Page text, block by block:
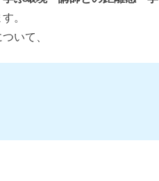
。
いて、